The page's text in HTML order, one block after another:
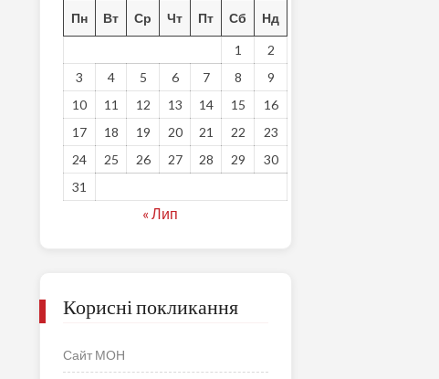
Пн Вт Ср Чт Пт Сб Нд
1
2
3
4 5 6 7 8
9
10
11 12 13 14 15
16
17
18 19 20 21 22
23
24
25 26 27 28 29
30
31
« Лип
Корисні покликання
Сайт МОН